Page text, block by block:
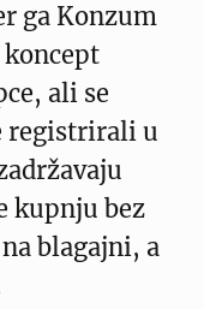
ga Konzum
ali se
registrirali u
kupnju bez
blagajni, a